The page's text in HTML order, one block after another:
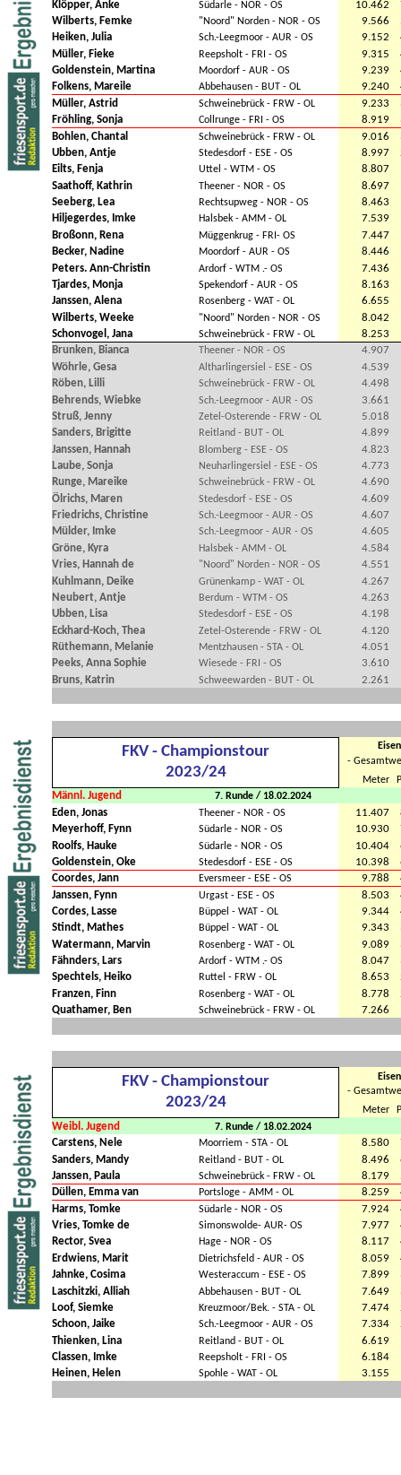
Klöpper, Anke Südarle - NOR - OS 10.462
Wilberts, Femke
"Noord" Norden - NOR - OS 9.566
Heiken, Julia
Sch.-Leegmoor - AUR - OS 9.152
Müller, Fieke
Reepsholt - FRI - OS 9.315
Goldenstein, Martina
Moordorf - AUR - OS 9.239
Folkens, Mareile
Abbehausen - BUT - OL 9.240
Müller, Astrid
Schweinebrück - FRW - OL 9.233
Fröhling, Sonja
Collrunge - FRI - OS 8.919
Bohlen, Chantal
Schweinebrück - FRW - OL 9.016
Ubben, Antje
Stedesdorf - ESE - OS 8.997
Eilts, Fenja
Uttel - WTM - OS 8.807
Saathoff, Kathrin
Theener - NOR - OS 8.697
Seeberg, Lea
Rechtsupweg - NOR - OS 8.463
Hiljegerdes, Imke
Halsbek - AMM - OL 7.539
Broßonn, Rena
Müggenkrug - FRI- OS 7.447
Becker, Nadine
Moordorf - AUR - OS 8.446
Peters. Ann-Christin
Ardorf - WTM .- OS 7.436
Tjardes, Monja
Spekendorf - AUR - OS
8.163
Janssen, Alena
Rosenberg - WAT - OL
6.655
Wilberts, Weeke
"Noord" Norden - NOR - OS
8.042
Schonvogel, Jana
Schweinebrück - FRW - OL
8.253
Brunken, Bianca
Theener - NOR - OS
4.907
Wöhrle, Gesa
Altharlingersiel - ESE - OS
4.539
Röben, Lilli
Schweinebrück - FRW - OL
4.498
Behrends, Wiebke
Sch.-Leegmoor - AUR - OS
3.661
Struß, Jenny
Zetel-Osterende - FRW - OL
5.018
Sanders, Brigitte
Reitland - BUT - OL
4.899
Janssen, Hannah
Blomberg - ESE - OS
4.823
Laube, Sonja
Neuharlingersiel - ESE - OS
4.773
Runge, Mareike
Schweinebrück - FRW - OL
4.690
Ölrichs, Maren
Stedesdorf - ESE - OS
4.609
Friedrichs, Christine
Sch.-Leegmoor - AUR - OS
4.607
Mülder, Imke
Sch.-Leegmoor - AUR - OS
4.605
Gröne, Kyra
Halsbek - AMM - OL
4.584
Vries, Hannah de
"Noord" Norden - NOR - OS
4.551
Kuhlmann, Deike
Grünenkamp - WAT - OL
4.267
Neubert, Antje
Berdum - WTM - OS
4.263
Ubben, Lisa
Stedesdorf - ESE - OS
4.198
Eckhard-Koch, Thea
Zetel-Osterende - FRW - OL
4.120
Rüthemann, Melanie
Mentzhausen - STA - OL
4.051
Peeks, Anna Sophie
Wiesede - FRI - OS
3.610
Bruns, Katrin
Schweewarden - BUT - OL 2.261
FKV - Championstour
2023/24
Eisen
-
Meter
Männl. Jugend 7. Runde / 18.02.2024
Eden, Jonas Theener - NOR - OS 11.407
Meyerhoff, Fynn
Südarle - NOR - OS 10.930
Roolfs, Hauke
Südarle - NOR - OS 10.404
Goldenstein, Oke
Stedesdorf - ESE - OS 10.398
Coordes, Jann
Eversmeer - ESE - OS 9.788
Janssen, Fynn
Urgast - ESE - OS 8.503
Cordes, Lasse
Büppel - WAT - OL 9.344
Stindt, Mathes
Büppel - WAT - OL 9.343
Watermann, Marvin
Rosenberg - WAT - OL 9.089
Fähnders, Lars
Ardorf - WTM .- OS 8.047
Spechtels, Heiko
Ruttel - FRW - OL 8.653
Franzen, Finn
Rosenberg - WAT - OL 8.778
Quathamer, Ben
Schweinebrück - FRW - OL 7.266
FKV - Championstour
2023/24
Eisen
-
Meter
Weibl. Jugend 7. Runde / 18.02.2024
Carstens, Nele Moorriem - STA - OL 8.580
Sanders, Mandy
Reitland - BUT - OL 8.496
Janssen, Paula
Schweinebrück - FRW - OL 8.179
Düllen, Emma van
Portsloge - AMM - OL 8.259
Harms, Tomke
Südarle - NOR - OS 7.924
Vries, Tomke de
Simonswolde- AUR- OS 7.977
Rector, Svea
Hage - NOR - OS 8.117
Erdwiens, Marit
Dietrichsfeld - AUR - OS 8.059
Jahnke, Cosima
Westeraccum - ESE - OS 7.899
Laschitzki, Alliah
Abbehausen - BUT - OL 7.649
Loof, Siemke
Kreuzmoor/Bek. - STA - OL 7.474
Schoon, Jaike
Sch.-Leegmoor - AUR - OS 7.334
Thienken, Lina
Reitland - BUT - OL 6.619
Classen, Imke
Reepsholt - FRI - OS 6.184
Heinen, Helen
Spohle - WAT - OL 3.155